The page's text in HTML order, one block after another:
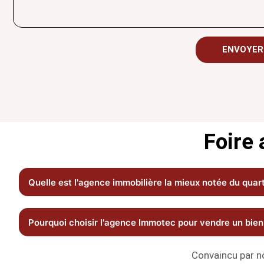
ns
ENVOYER
Foire
Quelle est l'agence immobilière la mieux notée du
Pourquoi choisir l'agence Immotec pour vendre un bien
Convaincu par